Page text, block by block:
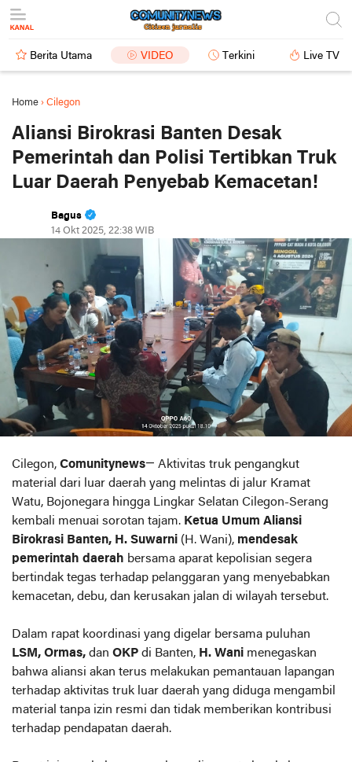
Berita Utama VIDEO Terkini Live TV
Home › Cilegon
Aliansi Birokrasi Banten Desak
Pemerintah dan Polisi Tertibkan Truk
Luar Daerah Penyebab Kemacetan!
Bagus
14 Okt 2025, 22:38 WIB
Cilegon, Comunitynews— Aktivitas truk pengangkut
material dari luar daerah yang melintas di jalur Kramat
Watu, Bojonegara hingga Lingkar Selatan Cilegon-Serang
kembali menuai sorotan tajam. Ketua Umum Aliansi
Birokrasi Banten, H. Suwarni (H. Wani), mendesak
pemerintah daerah bersama aparat kepolisian segera
bertindak tegas terhadap pelanggaran yang menyebabkan
kemacetan, debu, dan kerusakan jalan di wilayah tersebut.
Dalam rapat koordinasi yang digelar bersama puluhan
LSM, Ormas, dan OKP di Banten, H. Wani menegaskan
bahwa aliansi akan terus melakukan pemantauan lapangan
terhadap aktivitas truk luar daerah yang diduga mengambil
material tanpa izin resmi dan tidak memberikan kontribusi
terhadap pendapatan daerah.